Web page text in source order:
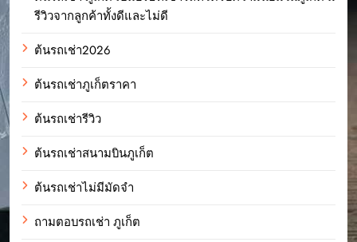
รีวิวจากลูกค้าทั้งดีและไม่ดี
ต้นรถเช่า2026
ต้นรถเช่าภูเก็ตราคา
ต้นรถเช่ารีวิว
ต้นรถเช่าสนามบินภูเก็ต
ต้นรถเช่าไม่มีมัดจำ
ถามตอบรถเช่า ภูเก็ต